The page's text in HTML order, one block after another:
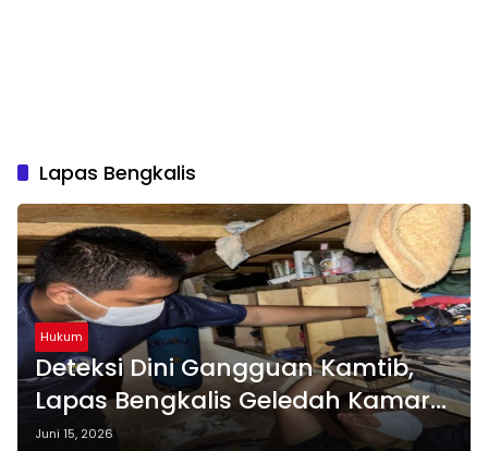
Lapas Bengkalis
Hukum
Deteksi Dini Gangguan Kamtib,
Lapas Bengkalis Geledah Kamar
Warga Binaan
Juni 15, 2026